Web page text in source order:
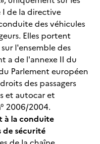
I de la directive
des véhicules
Elles portent
l'ensemble des
a de l'annexe II du
Parlement européen
des passagers
et autocar et
2006/2004.
à la conduite
de sécurité